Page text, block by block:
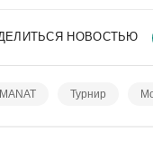
НОВОСТЬЮ
Турнир